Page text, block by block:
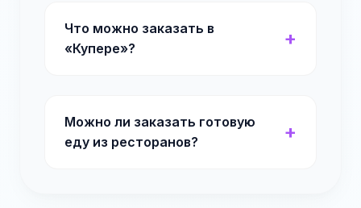
Что можно заказать в
«Купере»?
Можно ли заказать готовую
еду из ресторанов?